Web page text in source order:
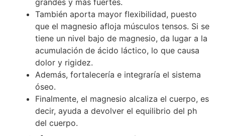
También aporta mayor flexibilidad, puesto
que el magnesio afloja músculos tensos. Si se
tiene un nivel bajo de magnesio, da lugar a la
acumulación de ácido láctico, lo que causa
dolor y rigidez.
Además, fortalecería e integraría el sistema
óseo.
Finalmente, el magnesio alcaliza el cuerpo, es
decir, ayuda a devolver el equilibrio del ph
del cuerpo.